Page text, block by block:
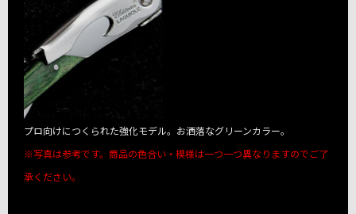
プロ向けにつくられた強化モデル。お洒落なグリーンカラー。
※写真は参考です。商品の色合い・模様は一つ一つ異なりますのでご了
承ください。